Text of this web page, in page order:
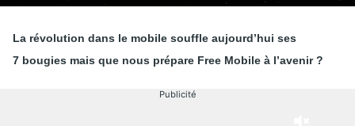
La révolution dans le mobile souffle aujourd’hui ses
7 bougies mais que nous prépare Free Mobile à l’avenir ?
Publicité